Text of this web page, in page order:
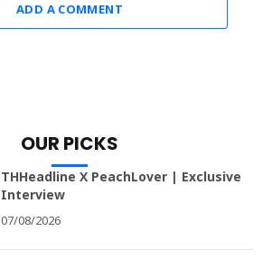
ADD A COMMENT
OUR PICKS
THHeadline X PeachLover | Exclusive
Interview
07/08/2026